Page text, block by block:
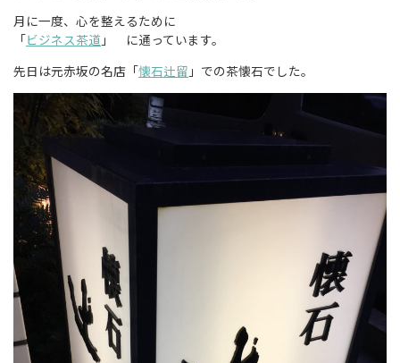
月に一度、心を整えるために
「ビジネス茶道 」 に通っています。
先日は元赤坂の名店「懐石辻留 」での茶懐石でした。